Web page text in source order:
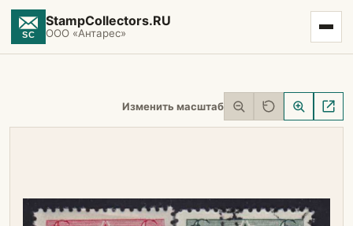
StampCollectors.RU
ООО «Антарес»
Изменить масштаб